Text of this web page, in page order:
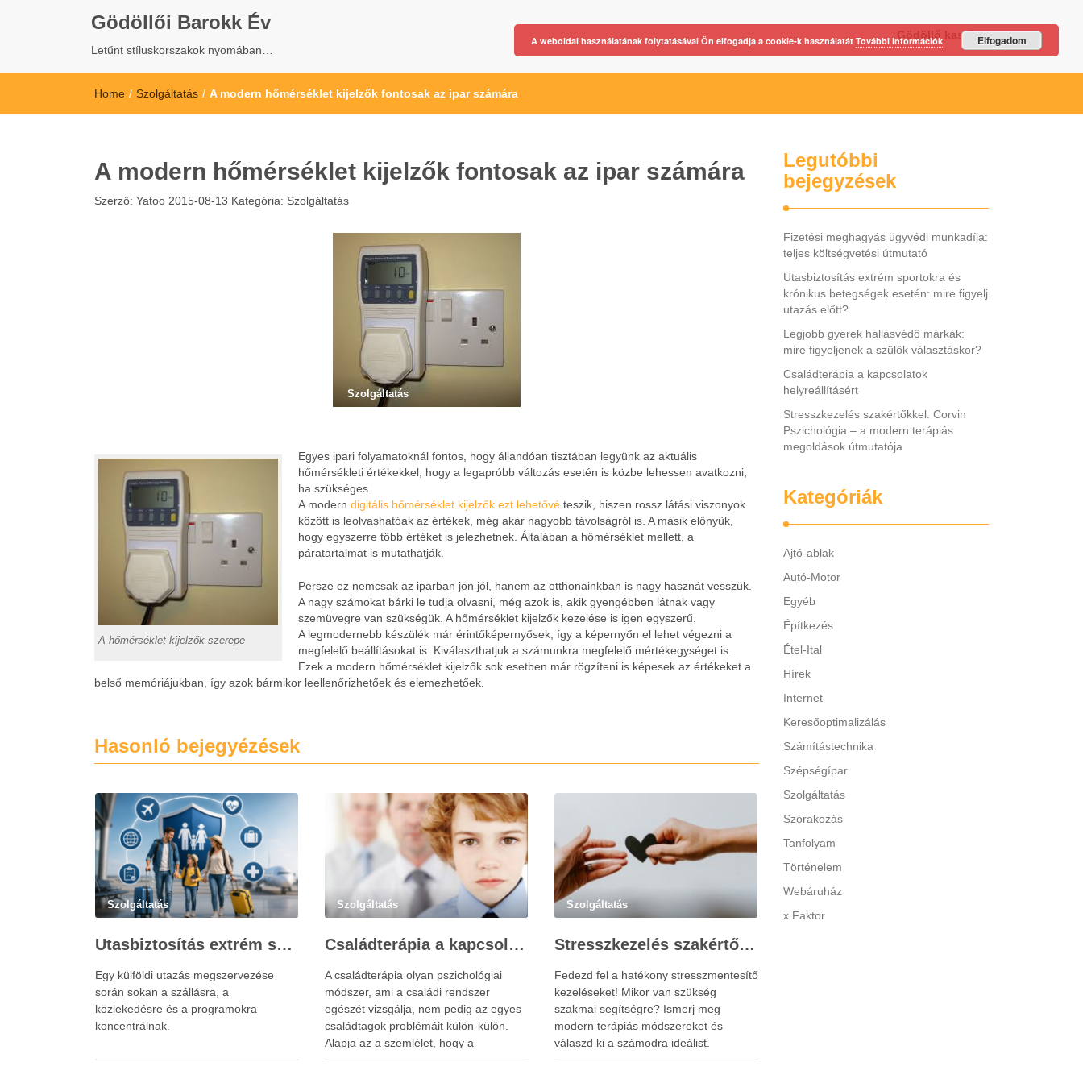
Gödöllői Barokk Év
Letűnt stíluskorszakok nyomában…
Gödöllő kastély
Home / Szolgáltatás / A modern hőmérséklet kijelzők fontosak az ipar számára
A modern hőmérséklet kijelzők fontosak az ipar számára
Szerző: Yatoo 2015-08-13 Kategória: Szolgáltatás
Szolgáltatás
A hőmérséklet kijelzők szerepe
Egyes ipari folyamatoknál fontos, hogy állandóan tisztában legyünk az aktuális
hőmérsékleti értékekkel, hogy a legapróbb változás esetén is közbe lehessen avatkozni,
ha szükséges.
A moderndigitális hőmérséklet kijelzők ezt lehetővé teszik, hiszen rossz látási viszonyok
között is leolvashatóak az értékek, még akár nagyobb távolságról is. A másik előnyük,
hogy egyszerre több értéket is jelezhetnek. Általában a hőmérséklet mellett, a
páratartalmat is mutathatják.
Persze ez nemcsak az iparban jön jól, hanem az otthonainkban is nagy hasznát vesszük.
A nagy számokat bárki le tudja olvasni, még azok is, akik gyengébben látnak vagy
szemüvegre van szükségük. A hőmérséklet kijelzők kezelése is igen egyszerű.
A legmodernebb készülék már érintőképernyősek, így a képernyőn el lehet végezni a
megfelelő beállításokat is. Kiválaszthatjuk a számunkra megfelelő mértékegységet is.
Ezek a modern hőmérséklet kijelzők sok esetben már rögzíteni is képesek az értékeket a
belső memóriájukban, így azok bármikor leellenőrizhetőek és elemezhetőek.
Hasonló bejegyézések
Szolgáltatás
Utasbiztosítás extrém sportokra és krónikus betegségek esetén: mire figyelj utazás előtt?
Egy külföldi utazás megszervezése
során sokan a szállásra, a
közlekedésre és a programokra
koncentrálnak.
Szolgáltatás
Családterápia a kapcsolatok helyreállításért
A családterápia olyan pszichológiai
módszer, ami a családi rendszer
egészét vizsgálja, nem pedig az egyes
családtagok problémáit külön-külön.
Alapja az a szemlélet, hogy a
családtagok viselkedése és érzelmi
Szolgáltatás
Stresszkezelés szakértőkkel: Corvin Pszichológia – a modern terápiás megoldások útmutatója
Fedezd fel a hatékony stresszmentesítő
kezeléseket! Mikor van szükség
szakmai segítségre? Ismerj meg
modern terápiás módszereket és
válaszd ki a számodra ideálist.
Legutóbbi
bejegyzések
Fizetési meghagyás ügyvédi munkadíja:
teljes költségvetési útmutató
Utasbiztosítás extrém sportokra és
krónikus betegségek esetén: mire figyelj
utazás előtt?
Legjobb gyerek hallásvédő márkák:
mire figyeljenek a szülők választáskor?
Családterápia a kapcsolatok
helyreállításért
Stresszkezelés szakértőkkel: Corvin
Pszichológia – a modern terápiás
megoldások útmutatója
Kategóriák
Ajtó-ablak
Autó-Motor
Egyéb
Építkezés
Étel-Ital
Hírek
Internet
Keresőoptimalizálás
Számítástechnika
Szépségípar
Szolgáltatás
Szórakozás
Tanfolyam
Történelem
Webáruház
x Faktor
A weboldal használatának folytatásával Ön elfogadja a cookie-k használatát További információk Elfogadom